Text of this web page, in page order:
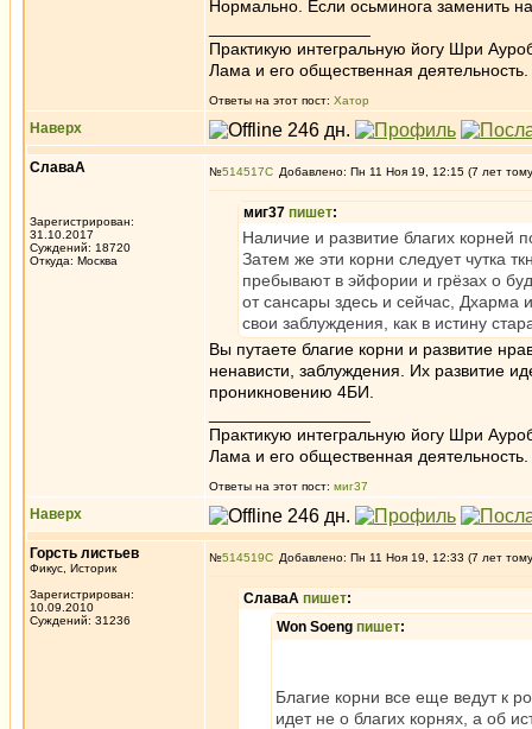
Нормально. Если осьминога заменить
Практикую интегральную йогу Шри
Лама и его общественная деятельность.
Ответы на этот пост: Хатор
Наверх
СлаваА
Зарегистрирован:
31.10.2017
Суждений: 18720
Откуда: Москва
№514517 Добавлено: Пн 11 Ноя 19, 12:15 (7 лет
миг37 пишет:
Наличие и развитие благих корней
Затем же эти корни следует чутка
пребывают в эйфории и грёзах о
от сансары здесь и сейчас,
свои заблуждения, как в истину
Вы путаете благие корни и развитие
ненависти, заблуждения. Их развитие
проникновению 4БИ.
Практикую интегральную йогу Шри
Лама и его общественная деятельность.
Ответы на этот пост: миг37
Наверх
Горсть листьев
Фикус, Историк
Зарегистрирован:
10.09.2010
Суждений: 31236
№514519 Добавлено: Пн 11 Ноя 19, 12:33 (7 лет
СлаваА пишет:
Won Soeng пишет:
Благие корни все еще ведут к
идет не о благих корнях, а об